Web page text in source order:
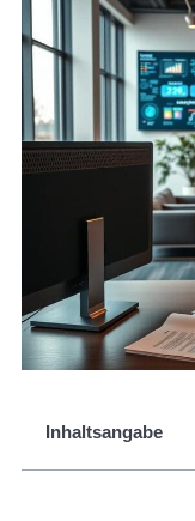
Inhaltsangabe